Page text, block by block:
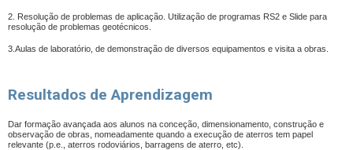
2. Resolução de problemas de aplicação. Utilização de programas RS2 e Slide para
resolução de problemas geotécnicos.
3.Aulas de laboratório, de demonstração de diversos equipamentos e visita a obras.
Resultados de Aprendizagem
Dar formação avançada aos alunos na conceção, dimensionamento, construção e
observação de obras, nomeadamente quando a execução de aterros tem papel
relevante (p.e., aterros rodoviários, barragens de aterro, etc).